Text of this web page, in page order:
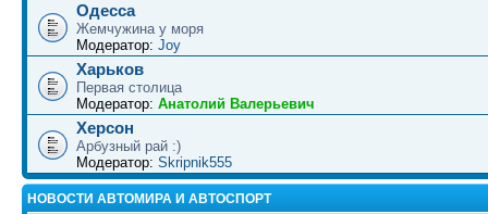
Одесса
Жемчужина у моря
Модератор: Joy
Харьков
Первая столица
Модератор: Анатолий Валерьевич
Херсон
Арбузный рай :)
Модератор: Skripnik555
НОВОСТИ АВТОМИРА И АВТОСПОРТ